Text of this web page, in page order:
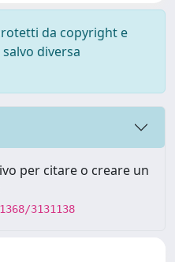
da copyright e
diversa
per citare o creare un
3131138